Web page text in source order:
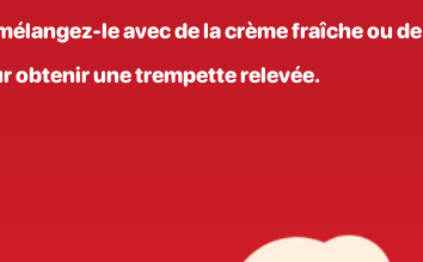
le avec de la crème fraîche ou de
obtenir une trempette relevée.